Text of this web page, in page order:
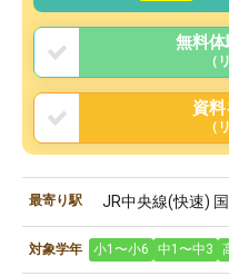
無料
（
資
（
最寄り駅 JR中央線(快速)
対象学年 小1〜小6 中1〜中3